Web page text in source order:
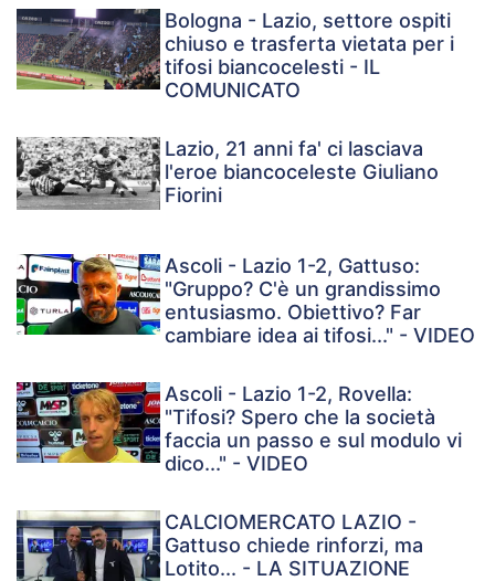
Bologna - Lazio, settore ospiti
chiuso e trasferta vietata per i
tifosi biancocelesti - IL
COMUNICATO
Lazio, 21 anni fa' ci lasciava
l'eroe biancoceleste Giuliano
Fiorini
Ascoli - Lazio 1-2, Gattuso:
"Gruppo? C'è un grandissimo
entusiasmo. Obiettivo? Far
cambiare idea ai tifosi..." - VIDEO
Ascoli - Lazio 1-2, Rovella:
"Tifosi? Spero che la società
faccia un passo e sul modulo vi
dico..." - VIDEO
CALCIOMERCATO LAZIO -
Gattuso chiede rinforzi, ma
Lotito... - LA SITUAZIONE